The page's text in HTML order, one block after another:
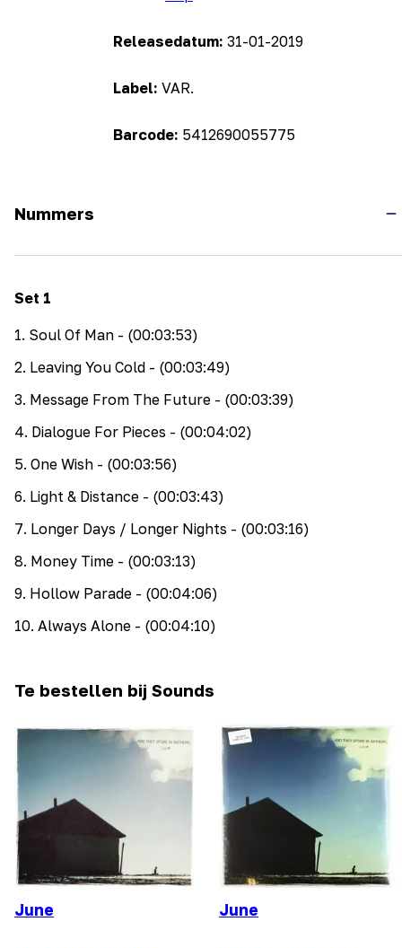
Releasedatum: 31-01-2019
Label: VAR.
Barcode: 5412690055775
Nummers
Set 1
1. Soul Of Man - (00:03:53)
2. Leaving You Cold - (00:03:49)
3. Message From The Future - (00:03:39)
4. Dialogue For Pieces - (00:04:02)
5. One Wish - (00:03:56)
6. Light & Distance - (00:03:43)
7. Longer Days / Longer Nights - (00:03:16)
8. Money Time - (00:03:13)
9. Hollow Parade - (00:04:06)
10. Always Alone - (00:04:10)
Te bestellen bij Sounds
June June